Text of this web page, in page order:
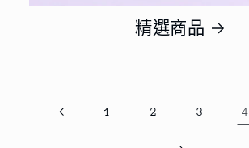
精選商品
1 2 3 4